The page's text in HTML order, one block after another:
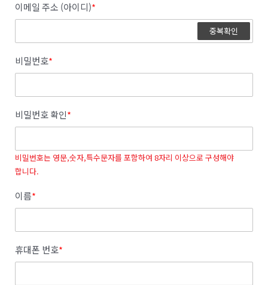
이메일 주소 (아이디)*
중복확인
비밀번호*
비밀번호 확인*
비밀번호는 영문,숫자,특수문자를 포함하여 8자리 이상으로 구성해야
합니다.
이름*
휴대폰 번호*